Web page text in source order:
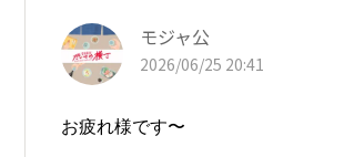
モジャ公
2026/06/25 20:41
お疲れ様です〜